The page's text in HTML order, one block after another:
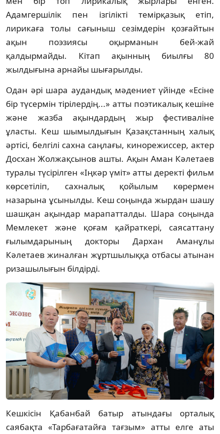
Адамгершілік пен ізгілікті темірқазық етіп,
лирикаға толы сағыныш сезімдерін қозғайтын
ақын поэзиясы оқырманын бей-жай
қалдырмайды. Кітап ақынның биылғы 80
жылдығына арнайы шығарылды.
Одан әрі шара аудандық мәдениет үйінде «Есіне
бір түсермін тірілердің...» атты поэтикалық кешіне
және жазба ақындардың жыр фестиваліне
ұласты. Кеш шымылдығын Қазақстанның халық
әртісі, белгілі сахна саңлағы, кинорежиссер, актер
Досхан Жолжақсынов ашты. Ақын Аман Кәлетаев
туралы түсірілген «Іңкәр үміт» атты деректі фильм
көрсетіліп, сахналық қойылым көрермен
назарына ұсынылды. Кеш соңында жырдан шашу
шашқан ақындар марапатталды. Шара соңында
Мемлекет және қоғам қайраткері, саясаттану
ғылымдарының докторы Дархан Аманұлы
Кәлетаев жиналған жұртшылыққа отбасы атынан
ризашылығын білдірді.
Кешкісін Қабанбай батыр атындағы орталық
саябақта «Тарбағатайға тағзым» атты елге аты